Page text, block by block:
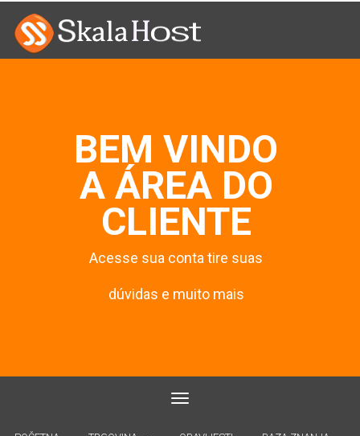
BEM VINDO
A ÁREA DO
CLIENTE
Acesse sua conta tire suas
dúvidas e muito mais
Toggle navigation